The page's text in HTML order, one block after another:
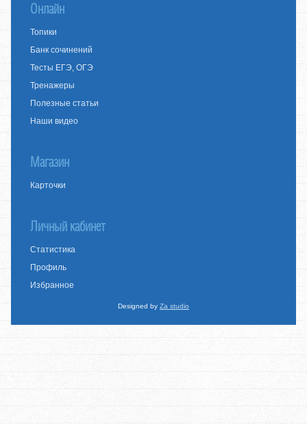
Онлайн
Топики
Банк сочинений
Тесты ЕГЭ, ОГЭ
Тренажеры
Полезные статьи
Наши видео
Магазин
Карточки
Личный кабинет
Статистика
Профиль
Избранное
Designed by Za studio